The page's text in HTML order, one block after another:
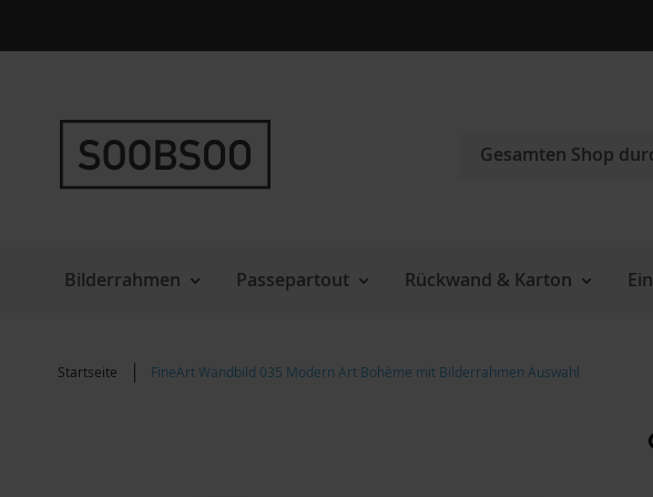
zum
Bilderrahmen Passepartout Rückwand & Karton
Startseite FineArt Wandbild 035 Modern Art Bohème mit Bilderrahmen Auswahl